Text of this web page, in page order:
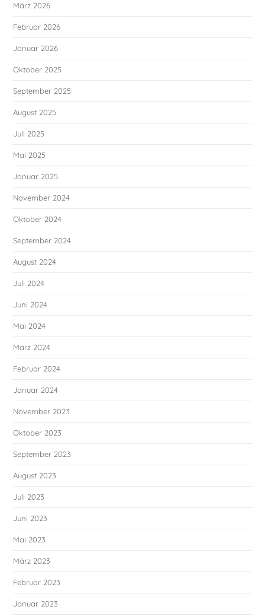
März 2026
Februar 2026
Januar 2026
Oktober 2025
September 2025
August 2025
Juli 2025
Mai 2025
Januar 2025
November 2024
Oktober 2024
September 2024
August 2024
Juli 2024
Juni 2024
Mai 2024
März 2024
Februar 2024
Januar 2024
November 2023
Oktober 2023
September 2023
August 2023
Juli 2023
Juni 2023
Mai 2023
März 2023
Februar 2023
Januar 2023